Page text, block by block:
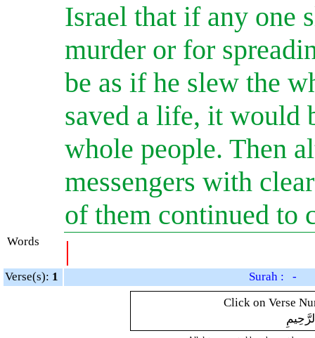
Israel that if any one
murder or for
be as if he slew the
saved a life, it would
whole people. Then
messengers with
of them continued to
Words |
Verse(s): 1
Surah : -
Click on Verse